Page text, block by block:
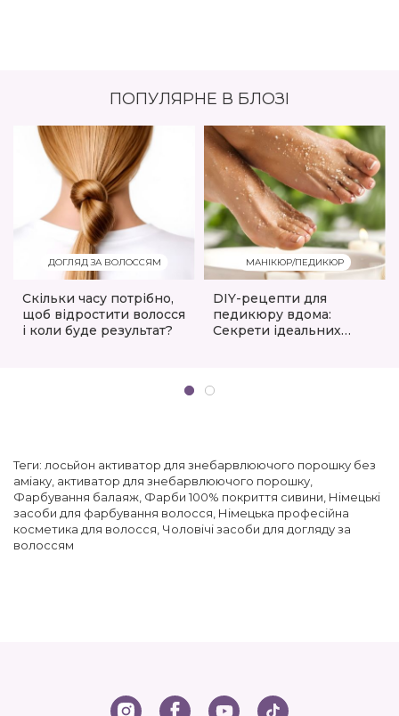
ПОПУЛЯРНЕ В БЛОЗІ
ДОГЛЯД ЗА ВОЛОССЯМ
Скільки часу потрібно,
щоб відростити волосся
і коли буде результат?
МАНІКЮР/ПЕДИКЮР
DIY-рецепти для
педикюру вдома:
Секрети ідеальних
Теги: лосьйон активатор для знебарвлюючого порошку без
аміаку активатор для знебарвлюючого порошку
Фарбування балаяж Фарби 100% покриття сивини Німецькі
засоби для фарбування волосся Німецька професійна
косметика для волосся Чоловічі засоби для догляду за
волоссям